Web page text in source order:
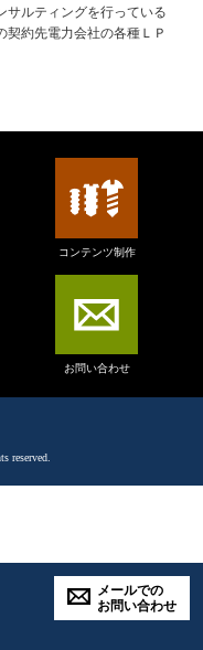
サルティングを行っている
契約先電力会社の各種ＬＰ
メールでの
お問い合わせ
コンテンツ制作
お問い合わせ
reserved.